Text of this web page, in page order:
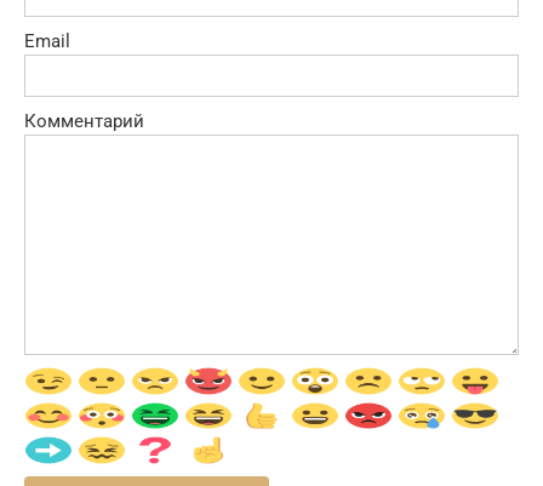
Email
Комментарий